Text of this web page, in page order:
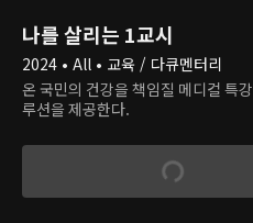
나를 살리는 1교시
2024 • All • 교육 / 다큐멘터리
온 국민의 건강을 책임질 메디컬 특
루션을 제공한다.